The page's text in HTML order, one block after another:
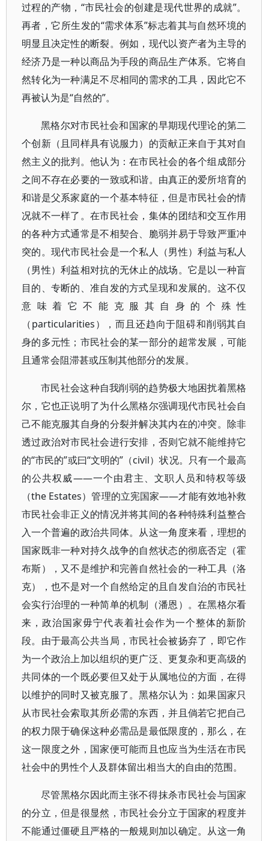
过程的产物，“市民社会的创建是现代世界的成就”。
再者，它所生发的“需求体系”标志着其与自然环境的
明显且决定性的断裂。例如，现代以资产者为主导的
经济乃是一种以商品为手段的商品生产体系。它将自
然转化为一种满足不尽相同的需求的工具，因此它不
再被认为是“自然的”。
黑格尔对市民社会和国家的早期现代理论的第二
个创新（且同样具有说服力）的贡献正来自于其对自
然主义的批判。他认为：在市民社会的各个组成部分
之间不存在必要的一致或和谐。由真正的爱所培育的
和谐是父系家庭的一个基本特征，但是市民社会的情
况就不一样了。在市民社会，集体的团结和交互作用
的各种方式通常是不相契合、脆弱并易于导致严重冲
突的。现代市民社会是一个私人（男性）利益与私人
（男性）利益相对抗的无休止的战场。它是以一种盲
目的、专断的、准自发的方式呈现和发展的。这不仅
意味着它不能克服其自身的个殊性
（particularities），而且还趋向于阻碍和削弱其自
身的多元性；市民社会的某一部分的超常发展，可能
且通常会阻滞甚或压制其他部分的发展。
市民社会这种自我削弱的趋势极大地困扰着黑格
尔，它也正说明了为什么黑格尔强调现代市民社会自
己不能克服其自身的分裂并解决其内在的冲突。除非
透过政治对市民社会进行安排，否则它就不能维持它
的“市民的”或曰“文明的”（civil）状况。只有一个最高
的公共权威——一个由君主、文职人员和特权等级
（the Estates）管理的立宪国家——才能有效地补救
市民社会非正义的情况并将其间的各种特殊利益整合
入一个普遍的政治共同体。从这一角度来看，理想的
国家既非一种对持久战争的自然状态的彻底否定（霍
布斯），又不是维护和完善自然社会的一种工具（洛
克），也不是对一个自然给定的且自发自治的市民社
会实行治理的一种简单的机制（潘恩）。在黑格尔看
来，政治国家毋宁代表着社会作为一个整体的新阶
段。由于最高公共当局，市民社会被扬弃了，即它作
为一个政治上加以组织的更广泛、更复杂和更高级的
共同体的一个既必要但又处于从属地位的方面，在得
以维护的同时又被克服了。黑格尔认为：如果国家只
从市民社会索取其所必需的东西，并且倘若它把自己
的权力限于确保这种必需品是最低限度的，那么，在
这一限度之外，国家便可能而且也应当为生活在市民
社会中的男性个人及群体留出相当大的自由的范围。
尽管黑格尔因此而主张不得抹杀市民社会与国家
的分立，但是很显然，市民社会分立于国家的程度并
不能通过僵硬且严格的一般规则加以确定。从这一角